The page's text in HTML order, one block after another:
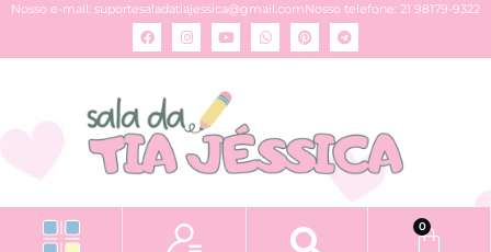
Nosso e-mail: suportesaladatiajessica@gmail.comNosso telefone: 21 98179-9322
0